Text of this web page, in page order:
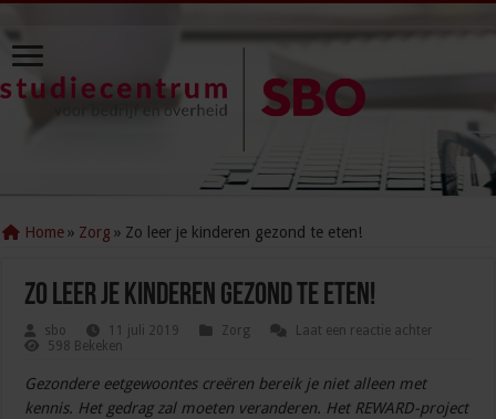
Home » Zorg » Zo leer je kinderen gezond te eten!
Zo leer je kinderen gezond te eten!
sbo 11 juli 2019 Zorg
Laat een reactie achter
598 Bekeken
Gezondere eetgewoontes creëren bereik je niet alleen met
kennis. Het gedrag zal moeten veranderen. Het REWARD-project